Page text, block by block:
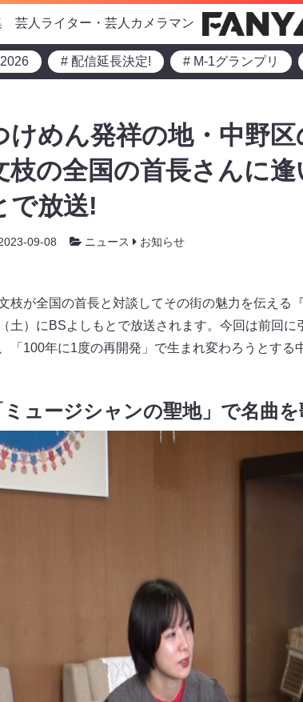
芸人ライター・芸人カメラマン
# 配信延長決定! # M-1グランプリ
けめん発祥の地・中野
枝の全国の首長さんに
で放送!
09-08 ニュース お知らせ
枝が全国の首長と対談してその街の魅力を伝える
土）にBSよしもとで放送されます。今回は前回
「100年に1度の再開発」で生まれ変わろうとする
ミュージシャンの聖地」で名曲